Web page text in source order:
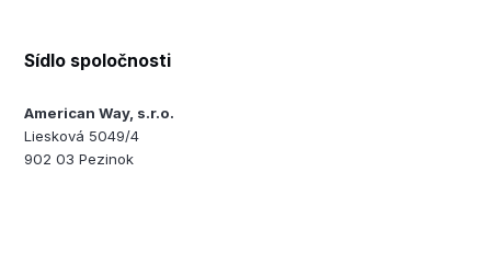
Sídlo spoločnosti
American Way, s.r.o.
Liesková 5049/4
902 03 Pezinok